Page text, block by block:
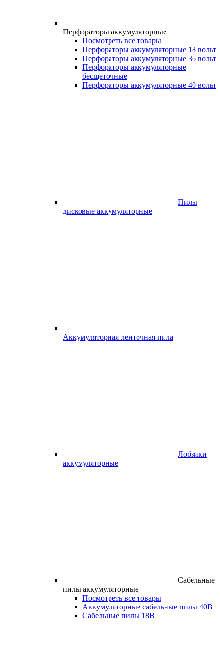
Перфораторы аккумуляторные
Посмотреть все товары
Перфораторы аккумуляторные 18 вольт
Перфораторы аккумуляторные 36 вольт
Перфораторы аккумуляторные
бесщеточные
Перфораторы аккумуляторные 40 вольт
Пилы
дисковые аккумуляторные
Аккумуляторная ленточная пила
Лобзики
аккумуляторные
Сабельные
пилы аккумуляторные
Посмотреть все товары
Аккумуляторные сабельные пилы 40В
Сабельные пилы 18В